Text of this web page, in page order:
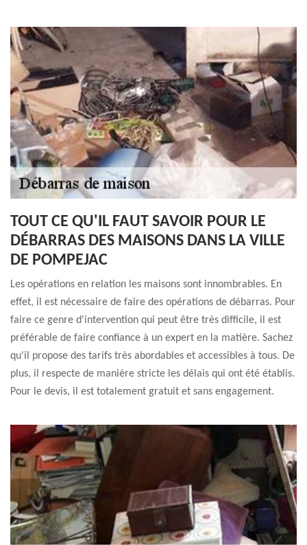
TOUT CE QU'IL FAUT SAVOIR POUR LE
DÉBARRAS DES MAISONS DANS LA VILLE
DE POMPEJAC
Les opérations en relation les maisons sont innombrables. En
effet, il est nécessaire de faire des opérations de débarras. Pour
faire ce genre d'intervention qui peut être très difficile, il est
préférable de faire confiance à un expert en la matière. Sachez
qu'il propose des tarifs très abordables et accessibles à tous. De
plus, il respecte de manière stricte les délais qui ont été établis.
Pour le devis, il est totalement gratuit et sans engagement.